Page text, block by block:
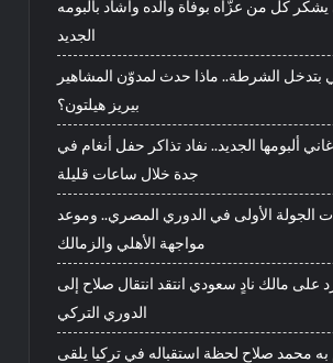
كل من عزّاه بوفاة والده وأشاد بألبومه
الجديد
بتدخل الشرطة.. ماذا حدث لمدوّن المشاهير
بيريز هيلتون؟
ألبومها الجديد.. نفاد تذاكر حفل أنغام في
جدة خلال ساعات قليلة
الجولة الأولى في الدوري المصري.. وموعد
مواجهة الأهلي والزمالك
على مالك نادٍ سعودي انتقد انتقال صلاح إلى
الدوري التركي
محمد صلاح لحظة استقباله في تركيا يلقى